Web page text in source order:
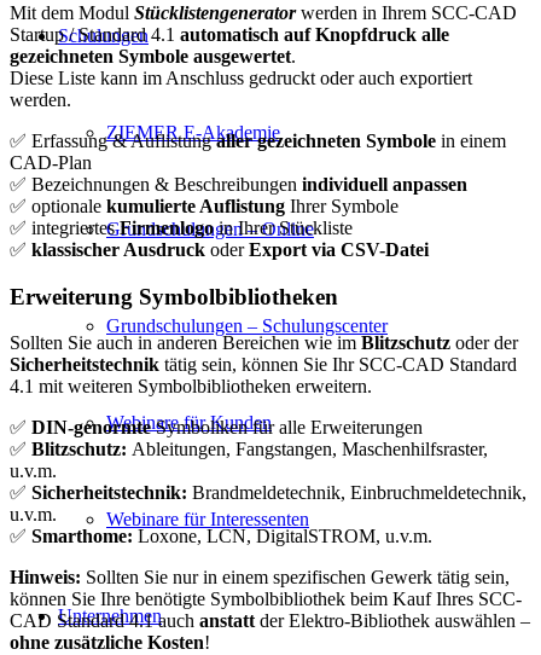
Schulungen
ZIEMER E-Akademie
Grundschulungen – Online
Grundschulungen – Schulungscenter
Webinare für Kunden
Webinare für Interessenten
Unternehmen
Mit dem Modul Stücklistengeneratorwerden in Ihrem SCC-CAD
Startup / Standard 4.1 automatisch auf Knopfdruck alle
gezeichneten Symbole ausgewertet.
Diese Liste kann im Anschluss gedruckt oder auch exportiert
werden.
✅ Erfassung & Auflistungaller gezeichneten Symbole in einem
CAD-Plan
✅ Bezeichnungen & Beschreibungen individuell anpassen
✅ optionale kumulierte Auflistung Ihrer Symbole
✅ integriertesFirmenlogoin Ihrer Stückliste
✅ klassischer Ausdruck oderExport via CSV-Datei
Erweiterung Symbolbibliotheken
Sollten Sie auch in anderen Bereichen wie im Blitzschutz oder der
Sicherheitstechnik tätig sein, können Sie Ihr SCC-CAD Standard
4.1 mit weiteren Symbolbibliotheken erweitern.
✅ DIN-genormteSymboliken für alle Erweiterungen
✅ Blitzschutz: Ableitungen, Fangstangen, Maschenhilfsraster,
u.v.m.
✅ Sicherheitstechnik: Brandmeldetechnik, Einbruchmeldetechnik,
u.v.m.
✅ Smarthome: Loxone, LCN, DigitalSTROM, u.v.m.
Hinweis: Sollten Sie nur in einem spezifischen Gewerk tätig sein,
können Sie Ihre benötigte Symbolbibliothek beim Kauf Ihres SCC-
CAD Standard 4.1 auch anstatt der Elektro-Bibliothek auswählen –
ohne zusätzliche Kosten!